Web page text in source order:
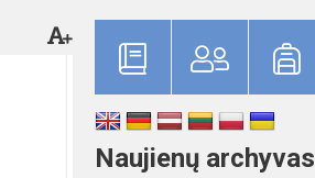
Naujienų archyvas